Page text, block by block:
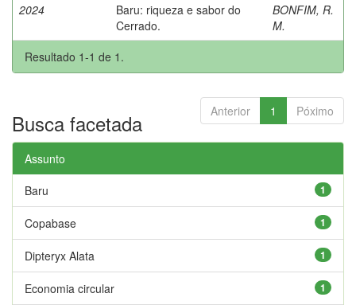
2024
Baru: riqueza e sabor do
Cerrado.
BONFIM, R.
M.
Resultado 1-1 de 1.
Anterior 1 Póximo
Busca facetada
Assunto
1
Baru
1
Copabase
1
Dipteryx Alata
1
Economia circular